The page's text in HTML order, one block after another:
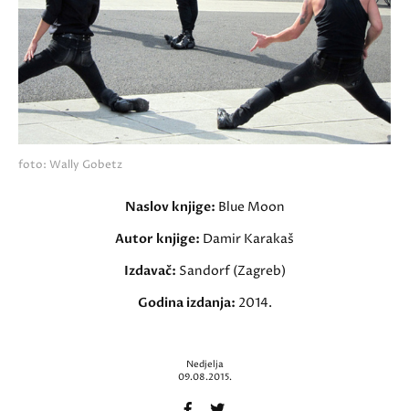
foto: Wally Gobetz
Naslov knjige: Blue Moon
Autor knjige: Damir Karakaš
Izdavač: Sandorf (Zagreb)
Godina izdanja: 2014.
Nedjelja
09.08.2015.